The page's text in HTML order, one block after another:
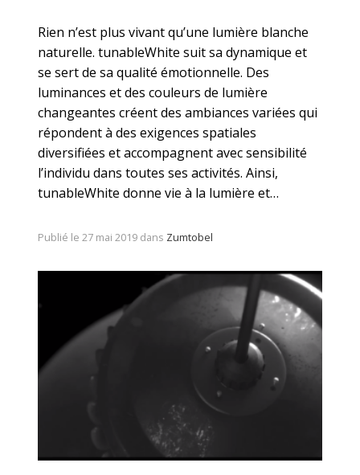
Rien n’est plus vivant qu’une lumière blanche
naturelle. tunableWhite suit sa dynamique et
se sert de sa qualité émotionnelle. Des
luminances et des couleurs de lumière
changeantes créent des ambiances variées qui
répondent à des exigences spatiales
diversifiées et accompagnent avec sensibilité
l’individu dans toutes ses activités. Ainsi,
tunableWhite donne vie à la lumière et…
Publié le 27 mai 2019 dans Zumtobel